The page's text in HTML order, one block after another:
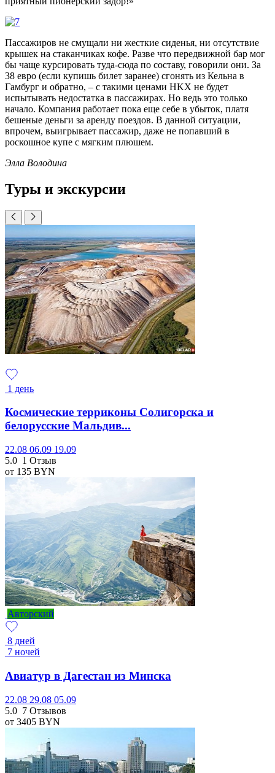
Пассажиров не смущали ни жесткие сиденья, ни отсутствие
крышек на стаканчиках кофе. Разве что передвижной бар мог
бы чаще курсировать туда-сюда по составу, говорили они. За
38 евро (если купишь билет заранее) сгонять из Кельна в
Гамбург и обратно, – с такими ценами HKX не будет
испытывать недостатка в пассажирах. Но ведь это только
начало. Компания работает пока еще себе в убыток, платя
бешеные деньги за аренду поездов. В данной ситуации,
впрочем, выигрывает пассажир, даже не попавший в
роскошное купе с мягким плюшем.
Элла Володина
Туры и экскурсии
1 день
Космические терриконы Солигорска и
белорусские Мальдив...
22.08 06.09 19.09
5.0 1 Отзыв
от 135 BYN
Авторский
8 дней
7 ночей
Авиатур в Дагестан из Минска
22.08 29.08 05.09
5.0 7 Отзывов
от 3405 BYN